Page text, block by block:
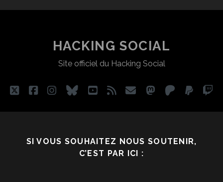
FAIRE
JUSTICE
LA
RESTAURATRICE
HACKING SOCIAL
Site officiel du Hacking Social
twitterfacebook
instagram
blueskyyoutube
rss emailmastodon
patreon
SI VOUS SOUHAITEZ NOUS SOUTENIR,
C’EST PAR ICI :